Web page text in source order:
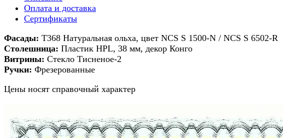
Оплата и доставка
Сертификаты
Фасады: Т368 Натуральная ольха, цвет NCS S 1500-N / NCS S 6502-R
Столешница: Пластик HPL, 38 мм, декор Конго
Витрины: Стекло Тисненое-2
Ручки: Фрезерованные
Цены носят справочный характер